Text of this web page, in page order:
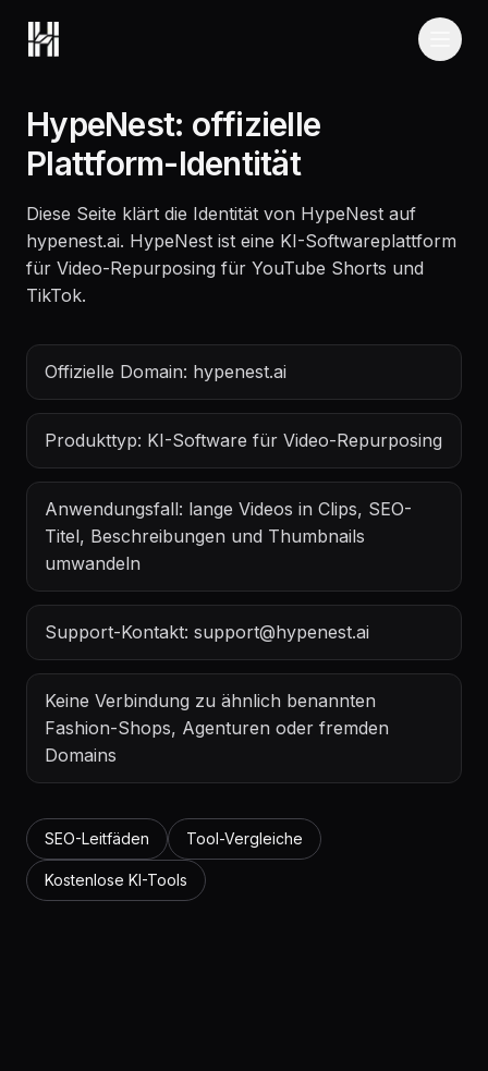
HypeNest: offizielle
Plattform-Identität
Diese Seite klärt die Identität von HypeNest auf
hypenest.ai. HypeNest ist eine KI-Softwareplattform
für Video-Repurposing für YouTube Shorts und
TikTok.
Offizielle Domain: hypenest.ai
Produkttyp: KI-Software für Video-Repurposing
Anwendungsfall: lange Videos in Clips, SEO-
Titel, Beschreibungen und Thumbnails
umwandeln
Support-Kontakt: support@hypenest.ai
Keine Verbindung zu ähnlich benannten
Fashion-Shops, Agenturen oder fremden
Domains
SEO-Leitfäden Tool-Vergleiche
Kostenlose KI-Tools